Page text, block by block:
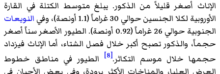
الإناث أصغر قليلاً من الذكور. يبلغ متوسط الكتلة في القارة
الأوروبية لكلا الجنسين حوالي 30 غراماً (1.1 أونصة)، وفي
النويعات
الجنوبية حوالي 26 غراماً (0.92 أونصة). الطيور الأصغر سناً أصغر
حجماً، والذكور تصبح أكبر خلال فصل الشتاء، أما الإناث فيزداد
حجمها خلال موسم التكاثر.[8]
الطيور في مناطق خطوط